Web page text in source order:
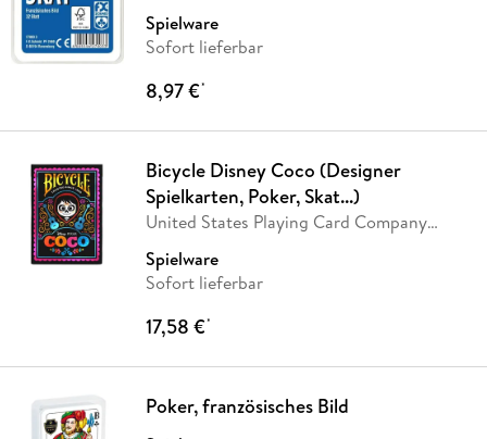
Spielware
Sofort lieferbar
8,97 €*
Bicycle Disney Coco (Designer
Spielkarten, Poker, Skat...)
United States Playing Card Company
Spielware
Sofort lieferbar
17,58 €*
Poker, französisches Bild